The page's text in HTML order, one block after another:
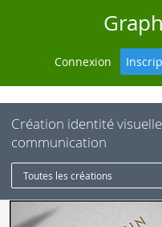
Connexion
Création identité
communication
Toutes les créations